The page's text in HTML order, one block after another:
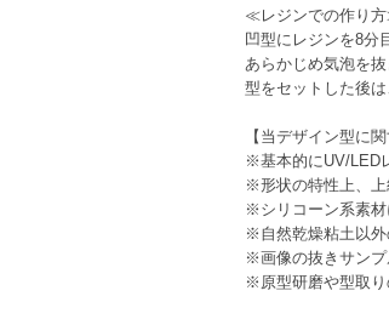
≪レジンでの作り
凹型にレジンを8分
あらかじめ気泡を
型をセットした後
【当デザイン型に
※基本的にUV/LED
※形状の特性上、上
※シリコーン系素材
※自然乾燥粘土以外
※画像の抜きサンプ
※原型研磨や型取り